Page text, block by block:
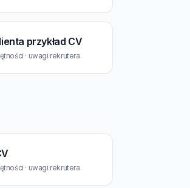
przykład CV
· uwagi rekrutera
· uwagi rekrutera